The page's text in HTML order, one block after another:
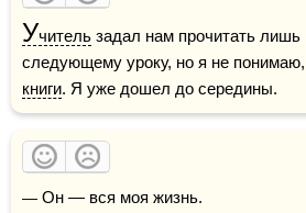
Учитель задал нам прочитать лишь
книги. Я уже дошел до середины.
— Он — вся моя жизнь.